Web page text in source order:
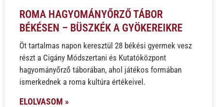
ROMA HAGYOMÁNYŐRZŐ TÁBOR
BÉKÉSEN – BÜSZKÉK A GYÖKEREIKRE
Öt tartalmas napon keresztül 28 békési gyermek vesz
részt a Cigány Módszertani és Kutatóközpont
hagyományőrző táborában, ahol játékos formában
ismerkednek a roma kultúra értékeivel.
ELOLVASOM »